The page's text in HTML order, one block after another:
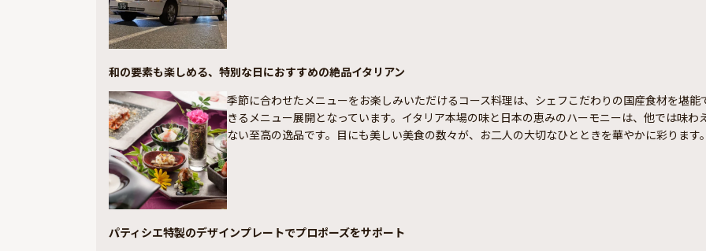
和の要素も楽しめる、特別な日におすすめの絶品イタリアン
季節に合わせたメニューをお楽しみいただけるコース料理は、シェフこだわりの国産食材を堪能
きるメニュー展開となっています。イタリア本場の味と日本の恵みのハーモニーは、他では味わ
ない至高の逸品です。目にも美しい美食の数々が、お二人の大切なひとときを華やかに彩ります。
パティシエ特製のデザインプレートでプロポーズをサポート